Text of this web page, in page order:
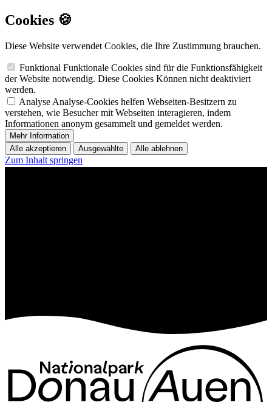
Cookies 🍪
Diese Website verwendet Cookies, die Ihre Zustimmung brauchen.
Funktional Funktionale Cookies sind für die Funktionsfähigkeit
der Website notwendig. Diese Cookies Können nicht deaktiviert
werden.
Analyse Analyse-Cookies helfen Webseiten-Besitzern zu
verstehen, wie Besucher mit Webseiten interagieren, indem
Informationen anonym gesammelt und gemeldet werden.
Mehr Information
Alle akzeptieren
Ausgewählte Alle ablehnen
Zum Inhalt springen